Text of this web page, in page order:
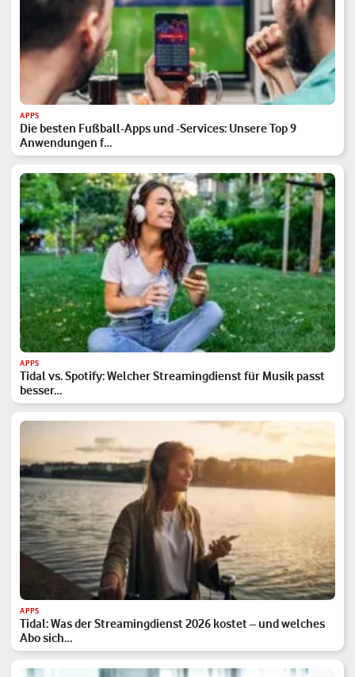
APPS
Die besten Fußball-Apps und -Services: Unsere Top 9
Anwendungen f…
APPS
Tidal vs. Spotify: Welcher Streamingdienst für Musik passt
besser…
APPS
Tidal: Was der Streamingdienst 2026 kostet – und welches
Abo sich…